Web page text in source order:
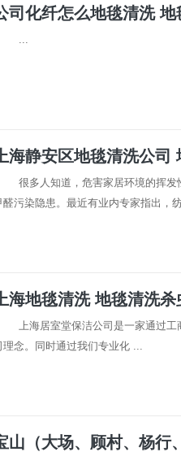
司化纤怎么地毯清洗 地
...
海静安区地毯清洗公司
很多人知道，危害家居环境的挥
醛污染隐患。最近有业内专家指出，
海地毯清洗 地毯清洗杀
上海居室堂保洁公司是一家通过工
理念。同时通过我们专业化 ...
山（大场、顾村、杨行